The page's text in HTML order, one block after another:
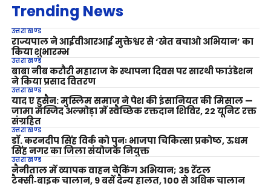
Trending News
उत्तराखण्ड
राज्यपाल ने आईवीआरआई मुक्तेश्वर से ‘खेत बचाओ अभियान’ का
किया शुभारम्भ
उत्तराखण्ड
बाबा नीब करौरी महाराज के स्थापना दिवस पर सारथी फाउंडेशन
ने किया प्रसाद वितरण
उत्तराखण्ड
याद ए हुसैन: मुस्लिम समाज ने पेश की इंसानियत की मिसाल —
जामा मस्जिद अल्मोड़ा में स्वैच्छिक रक्तदान शिविर, 22 यूनिट रक्त
संग्रहित
उत्तराखण्ड
डॉ. करनदीप सिंह विर्क को पुनः भाजपा चिकित्सा प्रकोष्ठ, ऊधम
सिंह नगर का जिला संयोजक नियुक्त
उत्तराखण्ड
नैनीताल में व्यापक वाहन चेकिंग अभियान; 35 रेंटल
टैक्सी‑बाइक चालान, 9 बसें दैन्य हालत, 100 से अधिक चालान